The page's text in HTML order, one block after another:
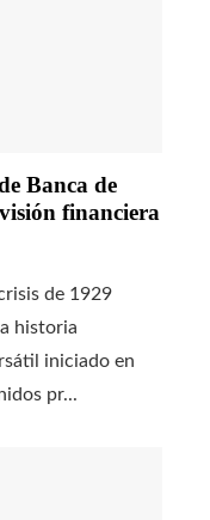
Banca de
financiera
de 1929
historia
iniciado en
pr...